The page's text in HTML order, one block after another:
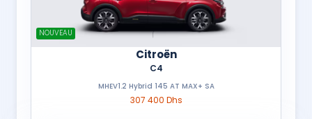
NOUVEAU
Citroën
C4
MHEV1.2 Hybrid 145 AT MAX+ SA
307 400 Dhs